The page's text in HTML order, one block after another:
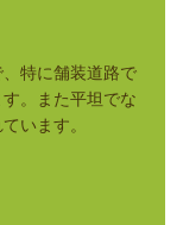
特に舗装道路で
。また平坦でな
います。